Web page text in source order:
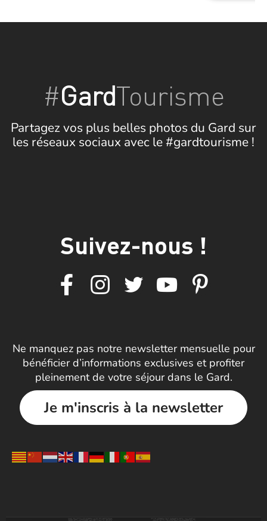
#GardTourisme
Partagez vos plus belles photos du Gard sur
les réseaux sociaux avec le #gardtourisme !
Suivez-nous !
Ne manquez pas notre newsletter mensuelle pour
bénéficier d’informations exclusives et profiter
pleinement de votre séjour dans le Gard.
Je m'inscris à la newsletter